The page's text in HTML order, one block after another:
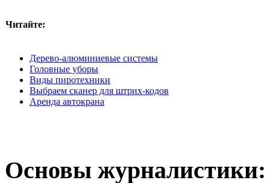
Читайте:
Дерево-алюминиевые системы
Головные уборы
Виды пиротехники
Выбраем сканер для штрих-кодов
Аренда автокрана
Основы журналистики: